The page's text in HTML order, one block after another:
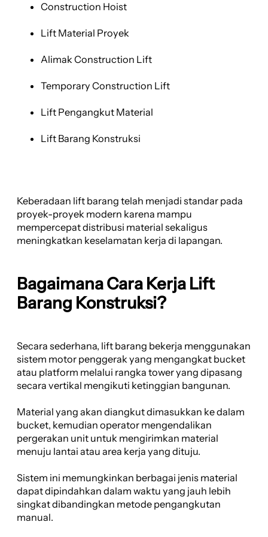
Construction Hoist
Lift Material Proyek
Alimak Construction Lift
Temporary Construction Lift
Lift Pengangkut Material
Lift Barang Konstruksi
Keberadaan lift barang telah menjadi standar pada
proyek-proyek modern karena mampu
mempercepat distribusi material sekaligus
meningkatkan keselamatan kerja di lapangan.
Bagaimana Cara Kerja Lift
Barang Konstruksi?
Secara sederhana, lift barang bekerja menggunakan
sistem motor penggerak yang mengangkat bucket
atau platform melalui rangka tower yang dipasang
secara vertikal mengikuti ketinggian bangunan.
Material yang akan diangkut dimasukkan ke dalam
bucket, kemudian operator mengendalikan
pergerakan unit untuk mengirimkan material
menuju lantai atau area kerja yang dituju.
Sistem ini memungkinkan berbagai jenis material
dapat dipindahkan dalam waktu yang jauh lebih
singkat dibandingkan metode pengangkutan
manual.